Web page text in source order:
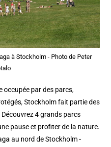
à Stockholm - Photo de Peter
occupée par des parcs,
Stockholm fait partie des
4 grands parcs
pause et profiter de la nature.
au nord de Stockholm -